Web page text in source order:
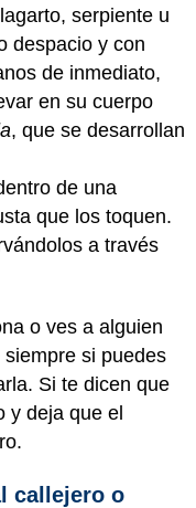
serpiente u
despacio y con
de inmediato,
en su cuerpo
, que se desarrollan
de una
que los toquen.
a través
o ves a alguien
si puedes
Si te dicen que
y deja que el
callejero o